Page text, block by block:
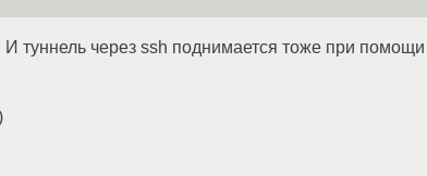
туннель через ssh поднимается тоже при